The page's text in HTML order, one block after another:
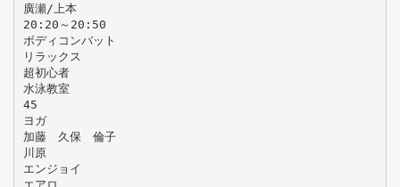
廣瀬/上本
20:20～20:50
ボディコンバット
リラックス
超初心者
水泳教室
45
ヨガ
加藤 久保 倫子
川原
エンジョイ
エアロ